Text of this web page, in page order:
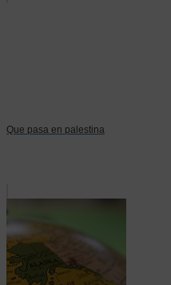
Que pasa en palestina